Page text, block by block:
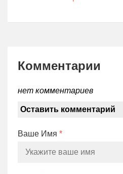
Комментарии
нет комментариев
Оставить комментарий
Ваше Имя *